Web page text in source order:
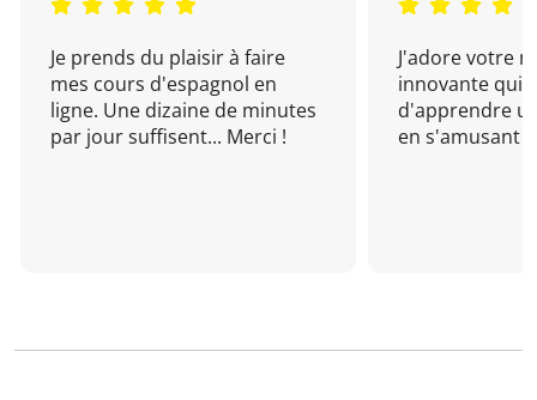
Je prends du plaisir à faire
mes cours d'espagnol en
ligne. Une dizaine de minutes
par jour suffisent... Merci !
J'adore votre
innovante qui
d'apprendre
en s'amusant !